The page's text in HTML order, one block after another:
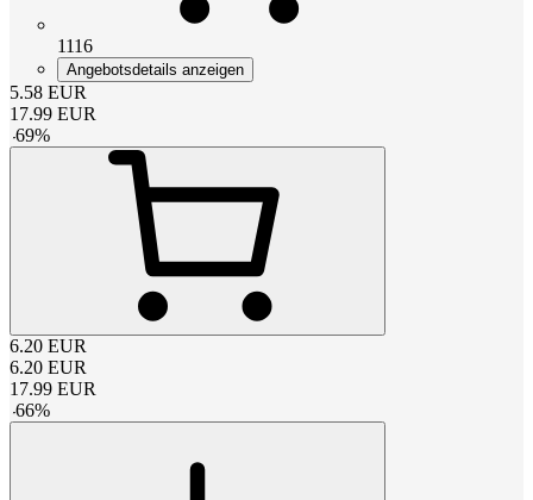
1116
Angebotsdetails anzeigen
5.58 EUR
17.99 EUR
-69%
6.20 EUR
6.20 EUR
17.99 EUR
-66%